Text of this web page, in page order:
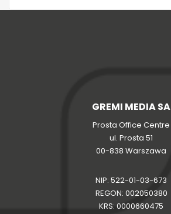
GREMI MEDIA SA
Prosta Office Centre
ul. Prosta 51
00-838 Warszawa
NIP: 522-01-03-673
REGON: 002050380
KRS: 0000660475